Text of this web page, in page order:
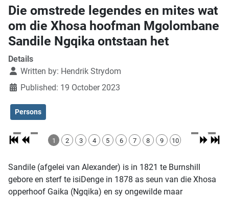
Die omstrede legendes en mites wat
om die Xhosa hoofman Mgolombane
Sandile Ngqika ontstaan het
Details
Written by: Hendrik Strydom
Published: 19 October 2023
Persons
1 2 3 4 5 6 7 8 9 10
Sandile (afgelei van Alexander) is in 1821 te Burnshill
gebore en sterf te isiDenge in 1878 as seun van die Xhosa
opperhoof Gaika (Ngqika) en sy ongewilde maar